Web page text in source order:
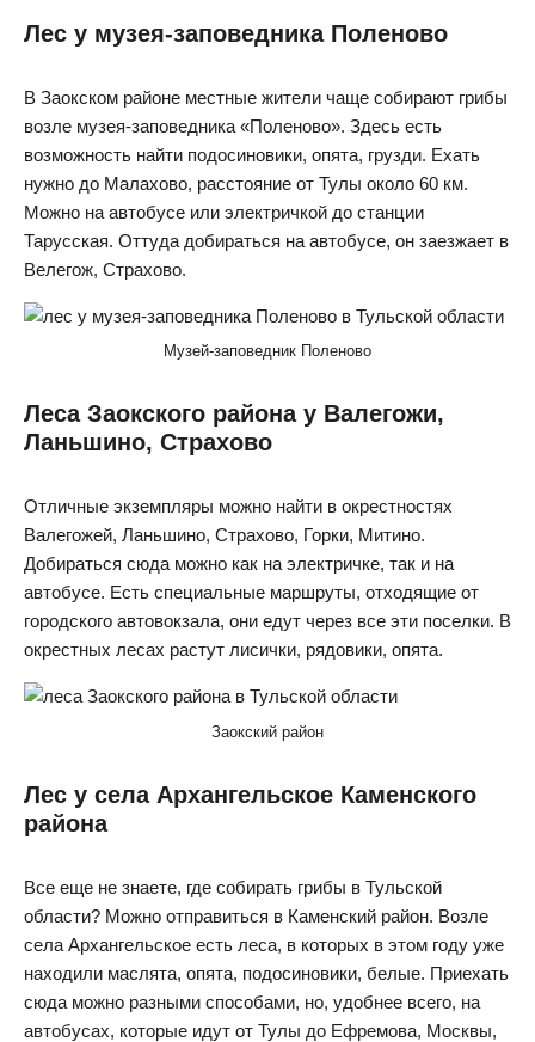
Лес у музея-заповедника Поленово
В Заокском районе местные жители чаще собирают грибы
возле музея-заповедника «Поленово». Здесь есть
возможность найти подосиновики, опята, грузди. Ехать
нужно до Малахово, расстояние от Тулы около 60 км.
Можно на автобусе или электричкой до станции
Тарусская. Оттуда добираться на автобусе, он заезжает в
Велегож, Страхово.
Музей-заповедник Поленово
Леса Заокского района у Валегожи,
Ланьшино, Страхово
Отличные экземпляры можно найти в окрестностях
Валегожей, Ланьшино, Страхово, Горки, Митино.
Добираться сюда можно как на электричке, так и на
автобусе. Есть специальные маршруты, отходящие от
городского автовокзала, они едут через все эти поселки. В
окрестных лесах растут лисички, рядовики, опята.
Заокский район
Лес у села Архангельское Каменского
района
Все еще не знаете, где собирать грибы в Тульской
области? Можно отправиться в Каменский район. Возле
села Архангельское есть леса, в которых в этом году уже
находили маслята, опята, подосиновики, белые. Приехать
сюда можно разными способами, но, удобнее всего, на
автобусах, которые идут от Тулы до Ефремова, Москвы,